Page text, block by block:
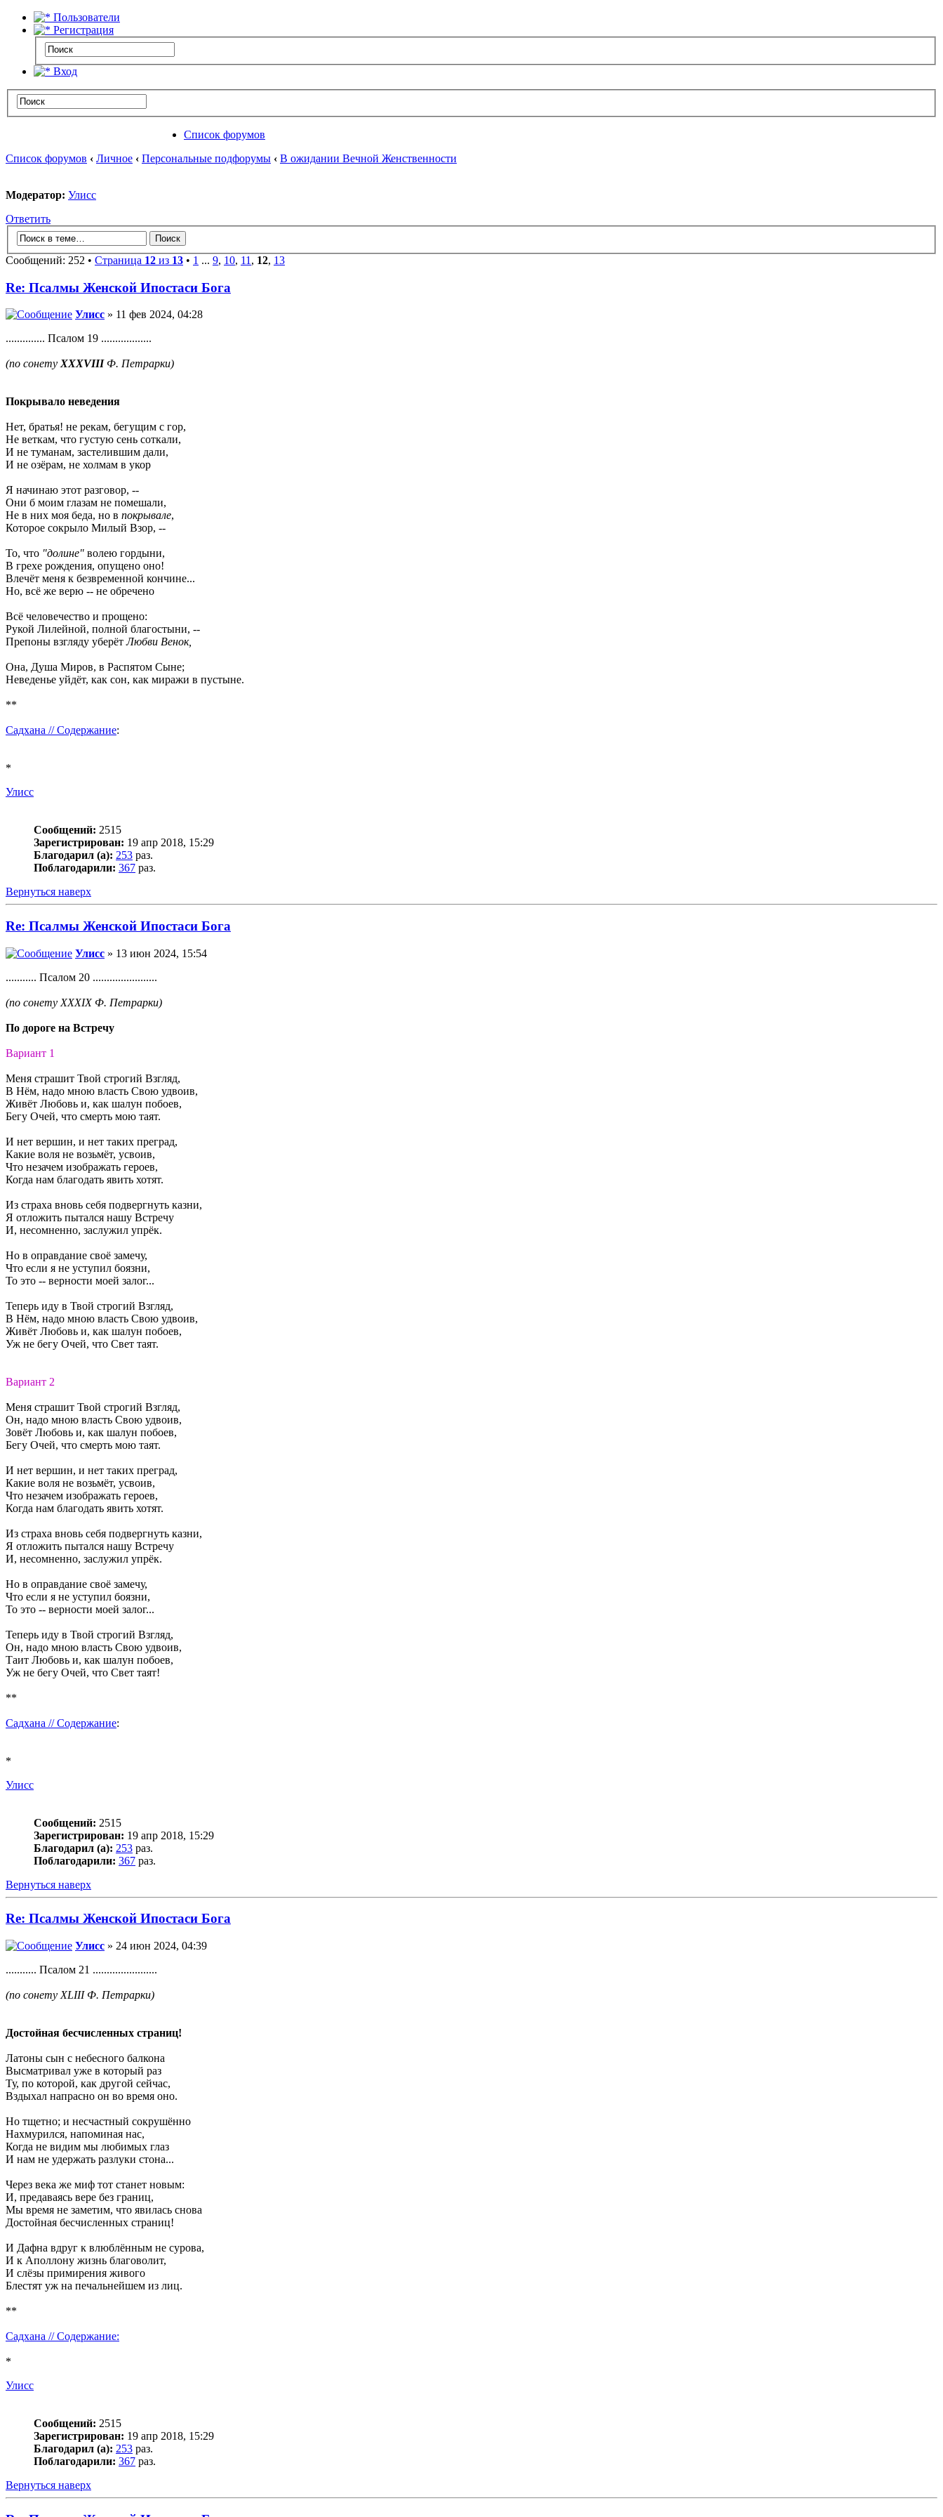
Пользователи
Регистрация
Вход
Список форумов
Список форумов ‹ Личное ‹ Персональные подфорумы ‹ В ожидании Вечной Женственности
Модератор: Улисс
Ответить
Сообщений: 252 • Страница 12 из 13 • 1 ... 9, 10, 11 , 12, 13
Re: Псалмы Женской Ипостаси Бога
Улисс » 11 фев 2024, 04:28
.............. Псалом 19 ..................
(по сонету XXXVIIIФ. Петрарки)
Покрывало неведения
Нет, братья! не рекам, бегущим с гор,
Не веткам, что густую сень соткали,
И не туманам, застелившим дали,
И не озёрам, не холмам в укор
Я начинаю этот разговор, --
Они б моим глазам не помешали,
Не в них моя беда, но в покрывале,
Которое сокрыло Милый Взор, --
То, что "долине" волею гордыни,
В грехе рождения, опущено оно!
Влечёт меня к безвременной кончине...
Но, всё же верю -- не обречено
Всё человечество и прощено:
Рукой Лилейной, полной благостыни, --
Препоны взгляду уберётЛюбви Венок,
Она, Душа Миров, в Распятом Сыне;
Неведенье уйдёт, как сон, как миражи в пустыне.
**
Садхана // Содержание:
*
Улисс
Сообщений: 2515
Зарегистрирован: 19 апр 2018, 15:29
Благодарил (а): 253 раз.
Поблагодарили: 367 раз.
Вернуться наверх
Re: Псалмы Женской Ипостаси Бога
Улисс » 13 июн 2024, 15:54
........... Псалом 20 .......................
(по сонету XXXIX Ф. Петрарки)
По дороге на Встречу
Вариант 1
Меня страшит Твой строгий Взгляд,
В Нём, надо мною власть Свою удвоив,
Живёт Любовь и, как шалун побоев,
Бегу Очей, что смерть мою таят.
И нет вершин, и нет таких преград,
Какие воля не возьмёт, усвоив,
Что незачем изображать героев,
Когда нам благодать явить хотят.
Из страха вновь себя подвергнуть казни,
Я отложить пытался нашу Встречу
И, несомненно, заслужил упрёк.
Но в оправдание своё замечу,
Что если я не уступил боязни,
То это -- верности моей залог...
Теперь иду в Твой строгий Взгляд,
В Нём, надо мною власть Свою удвоив,
Живёт Любовь и, как шалун побоев,
Уж не бегу Очей, что Свет таят.
Вариант 2
Меня страшит Твой строгий Взгляд,
Он, надо мною власть Свою удвоив,
Зовёт Любовь и, как шалун побоев,
Бегу Очей, что смерть мою таят.
И нет вершин, и нет таких преград,
Какие воля не возьмёт, усвоив,
Что незачем изображать героев,
Когда нам благодать явить хотят.
Из страха вновь себя подвергнуть казни,
Я отложить пытался нашу Встречу
И, несомненно, заслужил упрёк.
Но в оправдание своё замечу,
Что если я не уступил боязни,
То это -- верности моей залог...
Теперь иду в Твой строгий Взгляд,
Он, надо мною власть Свою удвоив,
Таит Любовь и, как шалун побоев,
Уж не бегу Очей, что Свет таят!
**
Садхана // Содержание:
*
Улисс
Сообщений: 2515
Зарегистрирован: 19 апр 2018, 15:29
Благодарил (а): 253 раз.
Поблагодарили: 367 раз.
Вернуться наверх
Re: Псалмы Женской Ипостаси Бога
Улисс » 24 июн 2024, 04:39
........... Псалом 21 .......................
(по сонету XLIII Ф. Петрарки)
Достойная бесчисленных страниц!
Латоны сын с небесного балкона
Высматривал уже в который раз
Ту, по которой, как другой сейчас,
Вздыхал напрасно он во время оно.
Но тщетно; и несчастный сокрушённо
Нахмурился, напоминая нас,
Когда не видим мы любимых глаз
И нам не удержать разлуки стона...
Через века же миф тот станет новым:
И, предаваясь вере без границ,
Мы время не заметим, что явилась снова
Достойная бесчисленных страниц!
И Дафна вдруг к влюблённым не сурова,
И к Аполлону жизнь благоволит,
И слёзы примирения живого
Блестят уж на печальнейшем из лиц.
**
Садхана // Содержание:
*
Улисс
Сообщений: 2515
Зарегистрирован: 19 апр 2018, 15:29
Благодарил (а): 253 раз.
Поблагодарили: 367 раз.
Вернуться наверх